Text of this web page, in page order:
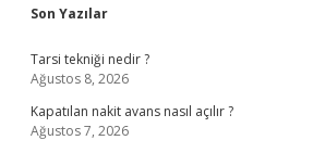
Sidebar
Son Yazılar
Tarsi tekniği nedir ?
Ağustos 8, 2026
Kapatılan nakit avans nasıl açılır ?
Ağustos 7, 2026